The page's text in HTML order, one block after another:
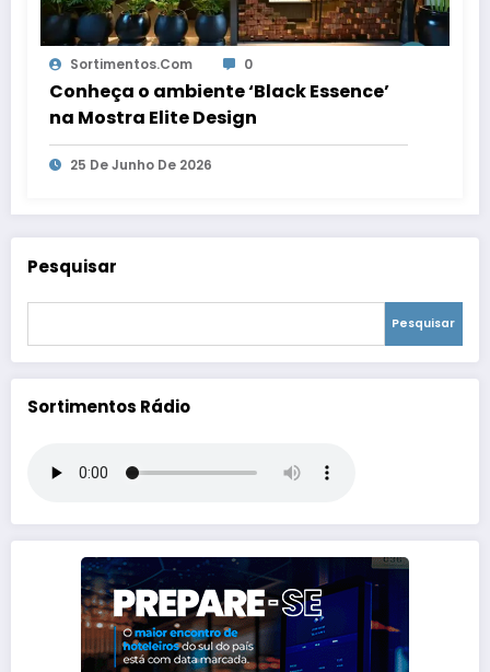
Sortimentos.com 0
Conheça o ambiente ‘Black Essence’
na Mostra Elite Design
25 De Junho De 2026
Pesquisar
Pesquisar
Sortimentos Rádio